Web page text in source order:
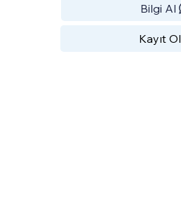
Bilgi Al
Kayıt Ol